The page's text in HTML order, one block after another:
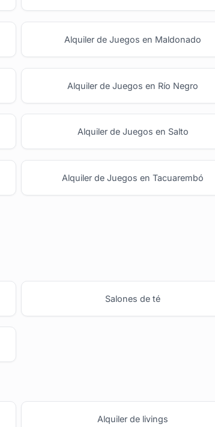
Alquiler de Juegos en Maldonado
Alquiler de Juegos en Río Negro
Alquiler de Juegos en Salto
Alquiler de Juegos en Tacuarembó
Salones de té
Alquiler de livings